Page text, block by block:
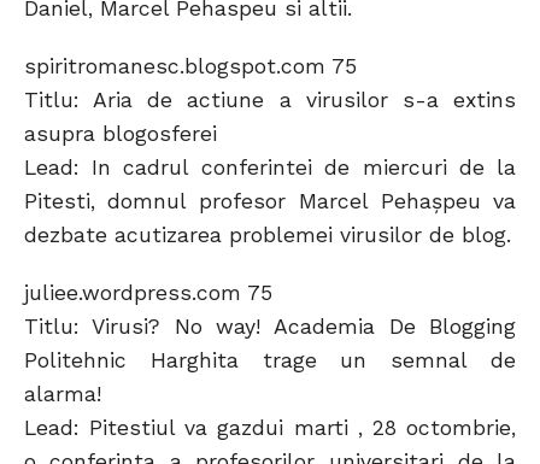
Daniel, Marcel Pehaspeu si altii.
spiritromanesc.blogspot.com 75
Titlu: Aria de actiune a virusilor s-a extins
asupra blogosferei
Lead: In cadrul conferintei de miercuri de la
Pitesti, domnul profesor Marcel Pehaşpeu va
dezbate acutizarea problemei virusilor de blog.
juliee.wordpress.com 75
Titlu: Virusi? No way! Academia De Blogging
Politehnic Harghita trage un semnal de
alarma!
Lead: Pitestiul va gazdui marti , 28 octombrie,